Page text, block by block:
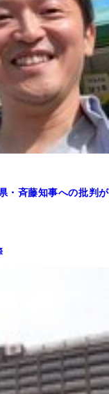
・斉藤知事への批判が